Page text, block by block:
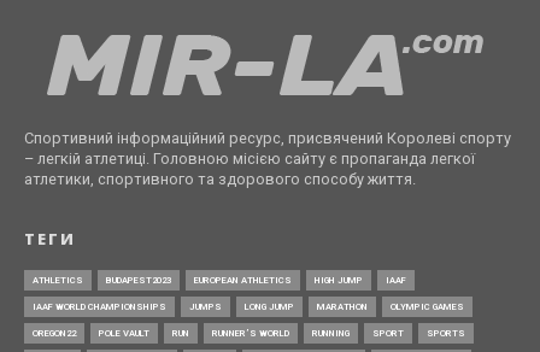
Спортивний інформаційний ресурс, присвячений Королеві спорту
– легкій атлетиці. Головною місією сайту є пропаганда легкої
атлетики, спортивного та здорового способу життя.
ТЕГИ
ATHLETICS BUDAPEST2023 EUROPEAN ATHLETICS HIGH JUMP IAAF
IAAF WORLD CHAMPIONSHIPS JUMPS LONG JUMP MARATHON OLYMPIC GAMES
OREGON22 POLE VAULT RUN RUNNER’S WORLD RUNNING SPORT SPORTS